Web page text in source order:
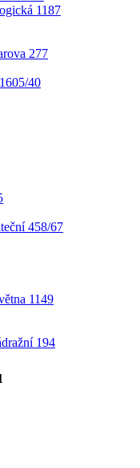
1187
277
40
458/67
1149
194